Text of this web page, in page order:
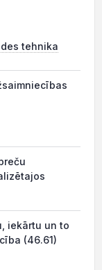
tehnika
iekārtu un to
(46.61)